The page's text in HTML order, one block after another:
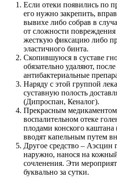
Если отеки появились по
его нужно закрепить,
вывихе либо собрав в
от сложности
жесткую фиксацию либо
эластичного бинта.
Скопившуюся в суставе
обязательно удаляют,
антибактериальные
Наряду с этой группой
суставную полость
(Дипроспан, Кеналог).
Прекрасным
воспалительном отеке
плодами конского
вводят капельным путем
Другое средство – Аэсцин
наружно, нанося на
сочленения. Эти
буквально за сутки.